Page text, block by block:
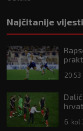
Najčitanije vijesti
20:53
6. kol